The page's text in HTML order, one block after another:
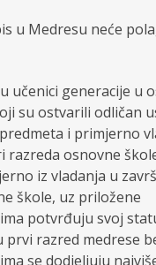
u Medresu neće
učenici generacije u
su ostvarili odličan
i primjerno
razreda osnovne
iz vladanja u
škole, uz priložene
potvrđuju svoj
prvi razred medrese
se dodjeljuju